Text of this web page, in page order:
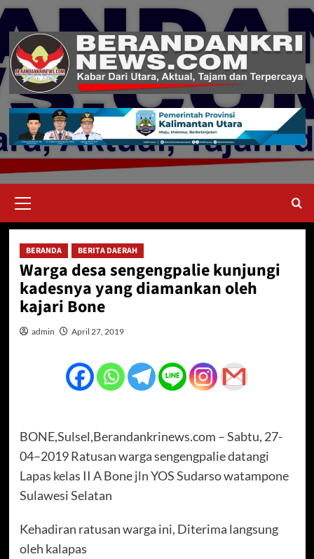
Skip
content
Menu
BERANDA BERITA DAERAH
Warga desa sengengpalie kunjungi
kadesnya yang diamankan oleh
kajari Bone
admin April 27, 2019
BONE,Sulsel,Berandankrinews.com – Sabtu, 27-
04–2019 Ratusan warga sengengpalie datangi
Lapas kelas II A Bone jln YOS Sudarso watampone
Sulawesi Selatan
Kehadiran ratusan warga ini, Diterima langsung
oleh kalapas